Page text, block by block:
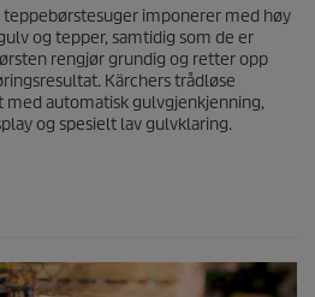
imponerer med høy
og tepper, samtidig som de er
rengjør grundig og retter opp
Kärchers trådløse
med automatisk gulvgjenkjenning,
og spesielt lav gulvklaring.